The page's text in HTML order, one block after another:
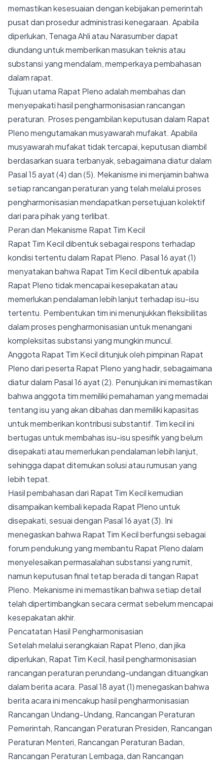
memastikan kesesuaian dengan kebijakan pemerintah
pusat dan prosedur administrasi kenegaraan. Apabila
diperlukan, Tenaga Ahli atau Narasumber dapat
diundang untuk memberikan masukan teknis atau
substansi yang mendalam, memperkaya pembahasan
dalam rapat.
Tujuan utama Rapat Pleno adalah membahas dan
menyepakati hasil pengharmonisasian rancangan
peraturan. Proses pengambilan keputusan dalam Rapat
Pleno mengutamakan musyawarah mufakat. Apabila
musyawarah mufakat tidak tercapai, keputusan diambil
berdasarkan suara terbanyak, sebagaimana diatur dalam
Pasal 15 ayat (4) dan (5). Mekanisme ini menjamin bahwa
setiap rancangan peraturan yang telah melalui proses
pengharmonisasian mendapatkan persetujuan kolektif
dari para pihak yang terlibat.
Peran dan Mekanisme Rapat Tim Kecil
Rapat Tim Kecil dibentuk sebagai respons terhadap
kondisi tertentu dalam Rapat Pleno. Pasal 16 ayat (1)
menyatakan bahwa Rapat Tim Kecil dibentuk apabila
Rapat Pleno tidak mencapai kesepakatan atau
memerlukan pendalaman lebih lanjut terhadap isu-isu
tertentu. Pembentukan tim ini menunjukkan fleksibilitas
dalam proses pengharmonisasian untuk menangani
kompleksitas substansi yang mungkin muncul.
Anggota Rapat Tim Kecil ditunjuk oleh pimpinan Rapat
Pleno dari peserta Rapat Pleno yang hadir, sebagaimana
diatur dalam Pasal 16 ayat (2). Penunjukan ini memastikan
bahwa anggota tim memiliki pemahaman yang memadai
tentang isu yang akan dibahas dan memiliki kapasitas
untuk memberikan kontribusi substantif. Tim kecil ini
bertugas untuk membahas isu-isu spesifik yang belum
disepakati atau memerlukan pendalaman lebih lanjut,
sehingga dapat ditemukan solusi atau rumusan yang
lebih tepat.
Hasil pembahasan dari Rapat Tim Kecil kemudian
disampaikan kembali kepada Rapat Pleno untuk
disepakati, sesuai dengan Pasal 16 ayat (3). Ini
menegaskan bahwa Rapat Tim Kecil berfungsi sebagai
forum pendukung yang membantu Rapat Pleno dalam
menyelesaikan permasalahan substansi yang rumit,
namun keputusan final tetap berada di tangan Rapat
Pleno. Mekanisme ini memastikan bahwa setiap detail
telah dipertimbangkan secara cermat sebelum mencapai
kesepakatan akhir.
Pencatatan Hasil Pengharmonisasian
Setelah melalui serangkaian Rapat Pleno, dan jika
diperlukan, Rapat Tim Kecil, hasil pengharmonisasian
rancangan peraturan perundang-undangan dituangkan
dalam berita acara. Pasal 18 ayat (1) menegaskan bahwa
berita acara ini mencakup hasil pengharmonisasian
Rancangan Undang-Undang, Rancangan Peraturan
Pemerintah, Rancangan Peraturan Presiden, Rancangan
Peraturan Menteri, Rancangan Peraturan Badan,
Rancangan Peraturan Lembaga, dan Rancangan